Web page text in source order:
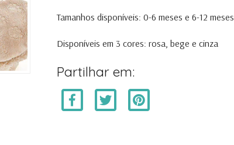
Tamanhos disponíveis: 0-6 meses e 6-12 meses
Disponíveis em 3 cores: rosa, bege e cinza
Partilhar em: